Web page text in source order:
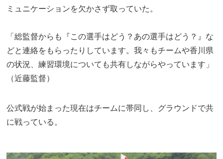
ミュニケーションを欠かさず取っていた。
「総監督からも『この選手はどう？あの選手はどう？』な
どと連絡をもらったりしています。我々もチームや香川県
の状況、練習環境についても共有しながらやっています」
（近藤監督）
公式戦が始まった現在はチームに帯同し、グラウンドで共
に戦っている。